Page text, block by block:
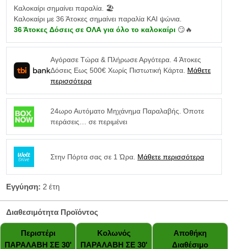
Καλοκαίρι σημαίνει παραλία. 🏖️
Καλοκαίρι με 36 Άτοκες σημαίνει παραλία ΚΑΙ ψώνια.
36 Άτοκες Δόσεις σε ΟΛΑ για όλο το καλοκαίρι 😏🔥
Αγόρασε Τώρα & Πλήρωσε Αργότερα. 4 Άτοκες
Δόσεις Εως 500€ Χωρίς Πιστωτική Κάρτα. Μάθετε
περισσότερα
24ωρο Αυτόματο Μηχάνημα Παραλαβής. Όποτε
περάσεις… σε περιμένει
Στην Πόρτα σας σε 1 Ώρα. Μάθετε περισσότερα
Εγγύηση: 2 έτη
Διαθεσιμότητα Προϊόντος
Περιστέρι
ΠΑΡΑΛΑΒΗ ΣΕ 30'
Κολωνός
ΠΑΡΑΛΑΒΗ ΣΕ 30'
Αποθήκη
Διαθέσιμο